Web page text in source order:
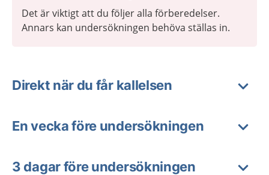
Det är viktigt att du följer alla förberedelser.
Annars kan undersökningen behöva ställas in.
Direkt när du får kallelsen
En vecka före undersökningen
3 dagar före undersökningen